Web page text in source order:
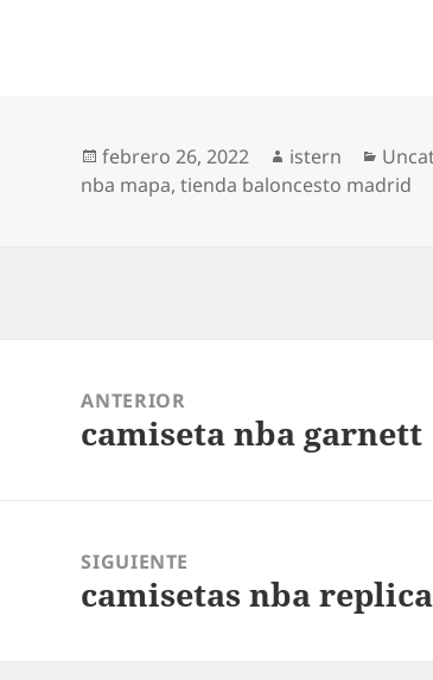
Publicado
el
febrero 26, 2022 Autor
istern
nba mapa,tienda baloncesto madrid
entradas
ANTERIOR
Entrada
camiseta nba garnett
SIGUIENTE
Entrada
camisetas nba